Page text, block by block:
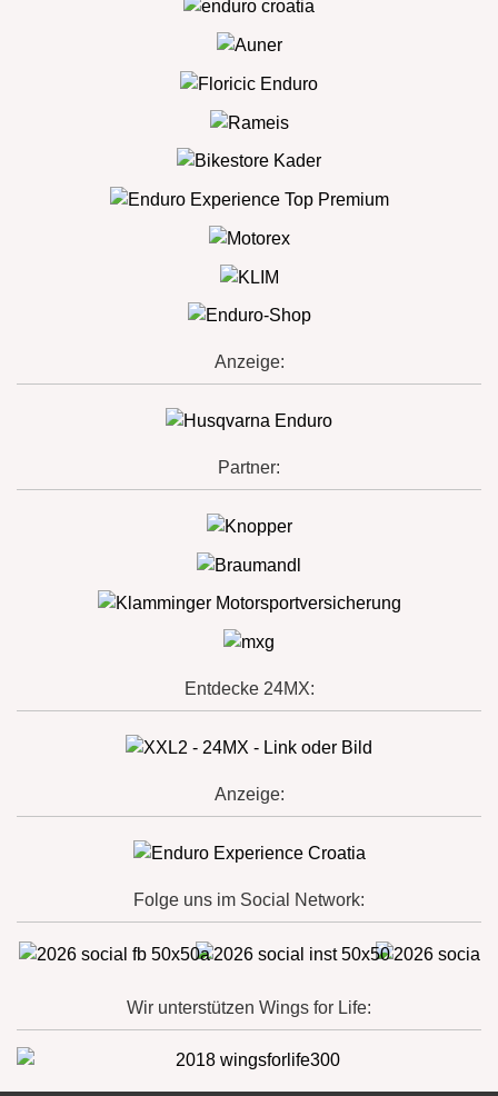
Anzeige:
Partner:
Entdecke 24MX:
Anzeige:
Folge uns im Social Network:
Wir unterstützen Wings for Life: